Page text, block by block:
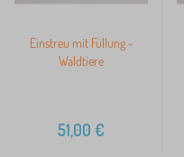
Einstreu mit Füllung -
Waldtiere
51,00 €